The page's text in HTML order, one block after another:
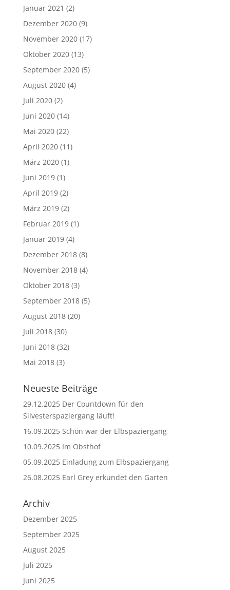
Januar 2021 (2)
Dezember 2020(9)
November 2020(17)
Oktober 2020(13)
September 2020(5)
August 2020(4)
Juli 2020(2)
Juni 2020(14)
Mai 2020(22)
April 2020(11)
März 2020(1)
Juni 2019(1)
April 2019(2)
März 2019(2)
Februar 2019(1)
Januar 2019(4)
Dezember 2018(8)
November 2018(4)
Oktober 2018(3)
September 2018(5)
August 2018(20)
Juli 2018(30)
Juni 2018(32)
Mai 2018(3)
Neueste Beiträge
29.12.2025 Der Countdown für den
Silvesterspaziergang läuft!
16.09.2025 Schön war der Elbspaziergang
10.09.2025 Im Obsthof
05.09.2025 Einladung zum Elbspaziergang
26.08.2025 Earl Grey erkundet den Garten
Archiv
Dezember 2025
September 2025
August 2025
Juli 2025
Juni 2025